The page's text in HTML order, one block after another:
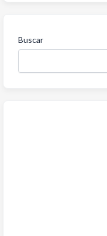
Buscar